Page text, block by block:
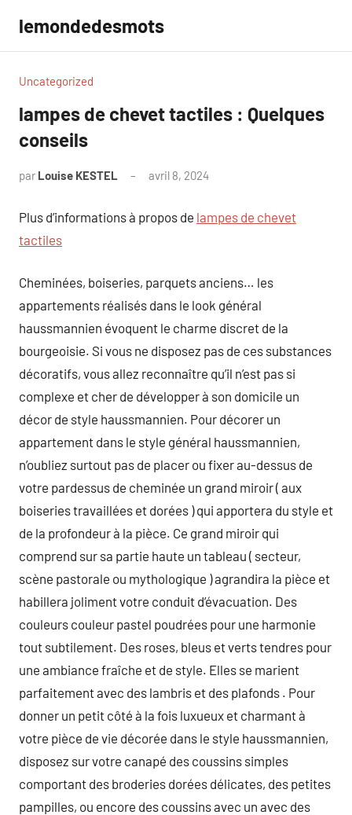
contenu
lemondedesmots
Uncategorized
lampes de chevet tactiles : Quelques
conseils
par Louise KESTEL avril 8, 2024
Plus d’informations à propos de lampes de chevet
tactiles
Cheminées, boiseries, parquets anciens… les
appartements réalisés dans le look général
haussmannien évoquent le charme discret de la
bourgeoisie. Si vous ne disposez pas de ces substances
décoratifs, vous allez reconnaître qu’il n’est pas si
complexe et cher de développer à son domicile un
décor de style haussmannien. Pour décorer un
appartement dans le style général haussmannien,
n’oubliez surtout pas de placer ou fixer au-dessus de
votre pardessus de cheminée un grand miroir ( aux
boiseries travaillées et dorées ) qui apportera du style et
de la profondeur à la pièce. Ce grand miroir qui
comprend sur sa partie haute un tableau ( secteur,
scène pastorale ou mythologique ) agrandira la pièce et
habillera joliment votre conduit d’évacuation. Des
couleurs couleur pastel poudrées pour une harmonie
tout subtilement. Des roses, bleus et verts tendres pour
une ambiance fraîche et de style. Elles se marient
parfaitement avec des lambris et des plafonds . Pour
donner un petit côté à la fois luxueux et charmant à
votre pièce de vie décorée dans le style haussmannien,
disposez sur votre canapé des coussins simples
comportant des broderies dorées délicates, des petites
pampilles, ou encore des coussins avec un avec des